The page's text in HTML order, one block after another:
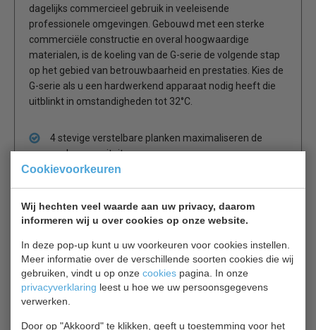
Cookievoorkeuren
Wij hechten veel waarde aan uw privacy, daarom
informeren wij u over cookies op onze website.
In deze pop-up kunt u uw voorkeuren voor cookies instellen.
Meer informatie over de verschillende soorten cookies die wij
gebruiken, vindt u op onze cookies pagina. In onze
privacyverklaring leest u hoe we uw persoonsgegevens
verwerken.
Door op "Akkoord" te klikken, geeft u toestemming voor het
dagelijks commercieel gebruik in veeleisende
professionele omgevingen. Gebouwd met een sterke
commerciële constructie en overal hoogwaardige
materialen, is de koeling van de G-serie de volgende stap
op het gebied van betrouwbaarheid en prestaties. Kies de
G-serie als u een hardwerkend apparaat nodig heeft die
uitblinkt in omstandigheden tot 32°C.
4 stevige verstelbare planken maximaliseren de
opslagcapaciteit
Tijdbesparende eenvoudig te reinigen constructie
temperatuurregeling en -display
Let op: als de condensorbatterij niet minimaal 4 keer
toestel aanzienlijk afnemen
Stevige, vergrendelbare zwenkwielen maken een
gemakkelijke positionering mogelijk
Eenvoudig handmatig ontdooien
Door een ventilator ondersteunde koeling zorgt voor
een snel temperatuurherstel